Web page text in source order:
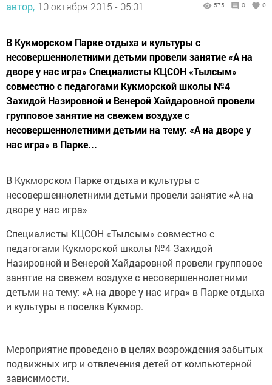
автор, 10 октября 2015 - 05:01 575 0 0
В Кукморском Парке отдыха и культуры с
несовершеннолетними детьми провели занятие «А на
дворе у нас игра» Специалисты КЦСОН «Тылсым»
совместно с педагогами Кукморской школы №4
Захидой Назировной и Венерой Хайдаровной провели
групповое занятие на свежем воздухе с
несовершеннолетними детьми на тему: «А на дворе у
нас игра» в Парке...
В Кукморском Парке отдыха и культуры с
несовершеннолетними детьми провели занятие «А на
дворе у нас игра»
Специалисты КЦСОН «Тылсым» совместно с
педагогами Кукморской школы №4 Захидой
Назировной и Венерой Хайдаровной провели групповое
занятие на свежем воздухе с несовершеннолетними
детьми на тему: «А на дворе у нас игра» в Парке отдыха
и культуры в поселка Кукмор.
Мероприятие проведено в целях возрождения забытых
подвижных игр и отвлечения детей от компьютерной
зависимости.